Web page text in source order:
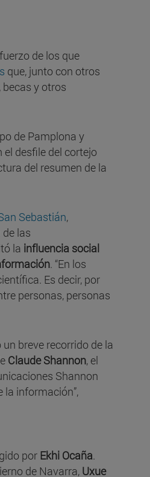
de los que
que, junto con otros
y otros
de Pamplona y
desfile del cortejo
del resumen de la
Sebastián,
las
la influencia social
. “En los
Es decir, por
personas, personas
breve recorrido de la
Claude Shannon, el
Shannon
información”,
por Ekhi Ocaña.
de Navarra, Uxue